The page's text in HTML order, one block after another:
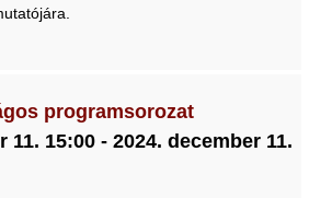
programsorozat
11. 15:00 - 2024. december 11.